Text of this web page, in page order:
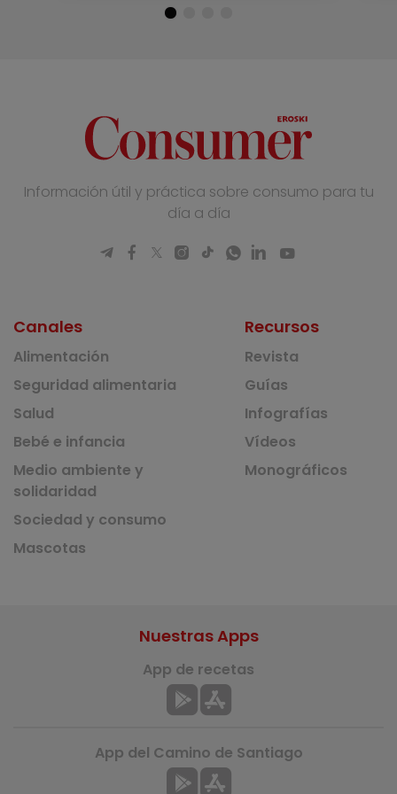
Información útil y práctica sobre consumo para tu
día a día
Canales
Alimentación
Seguridad alimentaria
Salud
Bebé e infancia
Medio ambiente y
solidaridad
Sociedad y consumo
Mascotas
Recursos
Revista
Guías
Infografías
Vídeos
Monográficos
Nuestras Apps
App de recetas
App del Camino de Santiago